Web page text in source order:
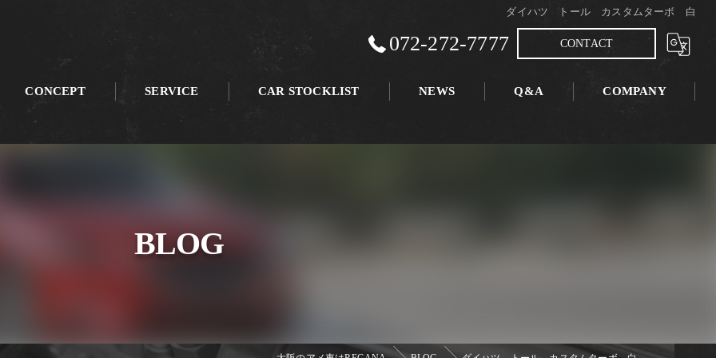
ダイハツ トール カスタムターボ 白
072-272-7777 CONTACT
CONCEPT SERVICE CAR STOCKLIST NEWS Q&A COMPANY
BLOG